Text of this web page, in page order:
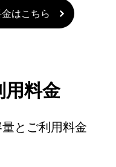
はこちら
用料金
とご利用料金